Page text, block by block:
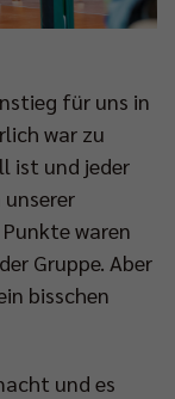
für uns in
war zu
ist und jeder
waren
Gruppe. Aber
bisschen
und es